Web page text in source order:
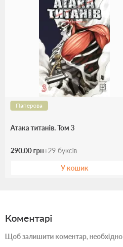
Паперова
Атака титанів. Том 3
290.00 грн+29 буксів
У кошик
Коментарі
Щоб залишити коментар, необхідно